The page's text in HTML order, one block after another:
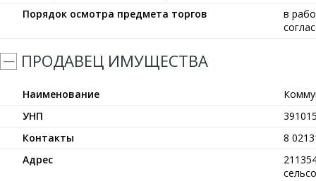
Порядок осмотра предмета торгов
в
ПРОДАВЕЦ ИМУЩЕСТВА
Наименование
УНП
Контакты
8
Адрес